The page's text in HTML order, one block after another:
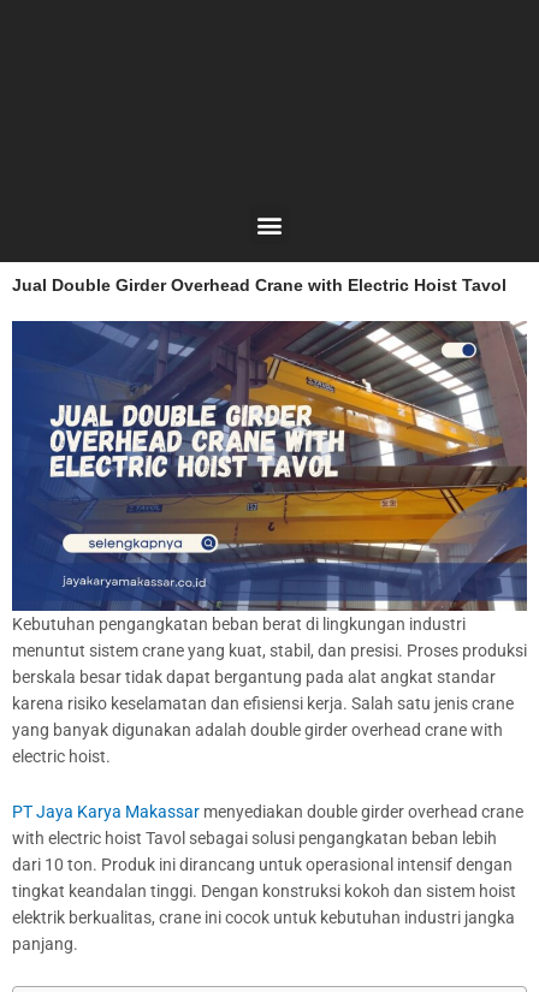
Menu
Jual Double Girder Overhead Crane with Electric Hoist Tavol
Kebutuhan pengangkatan beban berat di lingkungan industri
menuntut sistem crane yang kuat, stabil, dan presisi. Proses produksi
berskala besar tidak dapat bergantung pada alat angkat standar
karena risiko keselamatan dan efisiensi kerja. Salah satu jenis crane
yang banyak digunakan adalah double girder overhead crane with
electric hoist.
PT Jaya Karya Makassar menyediakan double girder overhead crane
with electric hoist Tavol sebagai solusi pengangkatan beban lebih
dari 10 ton. Produk ini dirancang untuk operasional intensif dengan
tingkat keandalan tinggi. Dengan konstruksi kokoh dan sistem hoist
elektrik berkualitas, crane ini cocok untuk kebutuhan industri jangka
panjang.